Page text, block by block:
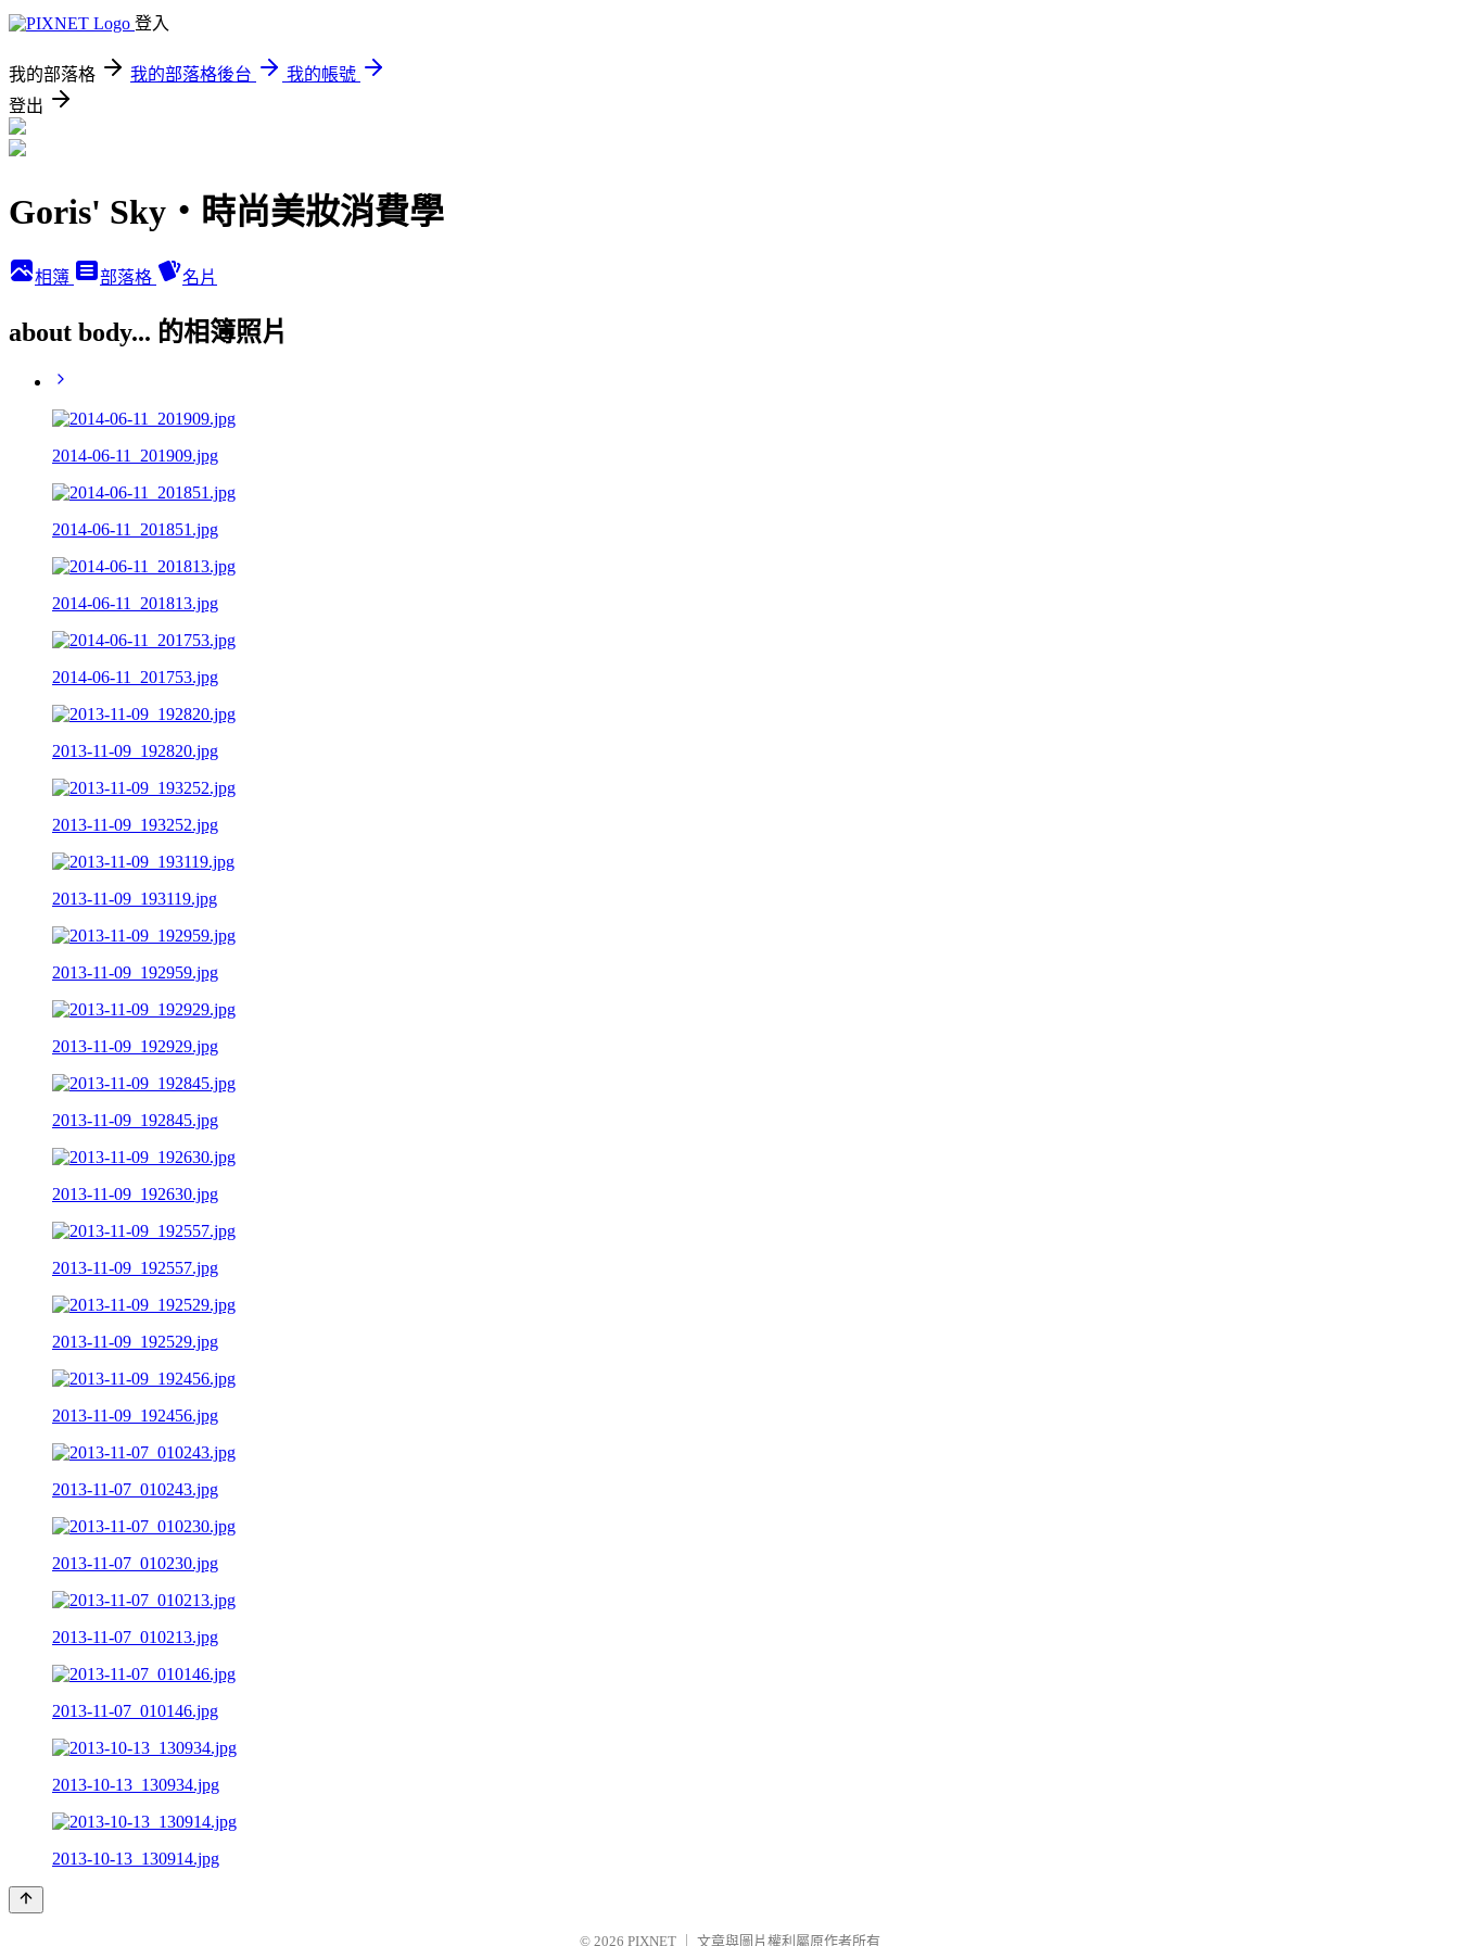
登入
我的部落格 我的部落格後台
我的帳號
登出
Goris' Sky‧時尚美妝消費學
相簿 部落格 名片
about body... 的相簿照片
2014-06-11_201909.jpg
2014-06-11_201851.jpg
2014-06-11_201813.jpg
2014-06-11_201753.jpg
2013-11-09_192820.jpg
2013-11-09_193252.jpg
2013-11-09_193119.jpg
2013-11-09_192959.jpg
2013-11-09_192929.jpg
2013-11-09_192845.jpg
2013-11-09_192630.jpg
2013-11-09_192557.jpg
2013-11-09_192529.jpg
2013-11-09_192456.jpg
2013-11-07_010243.jpg
2013-11-07_010230.jpg
2013-11-07_010213.jpg
2013-11-07_010146.jpg
2013-10-13_130934.jpg
2013-10-13_130914.jpg
© 2026 PIXNET 文章與圖片權利屬原作者所有